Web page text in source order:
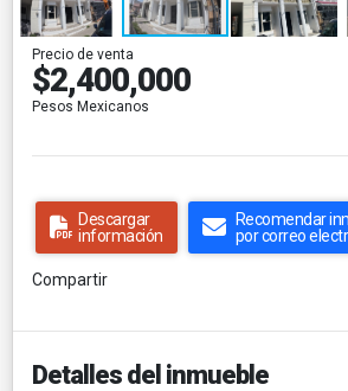
Precio de venta
$2,400,000
Pesos Mexicanos
Descargar
información
Recomendar
por correo
Compartir
Detalles del inmueble